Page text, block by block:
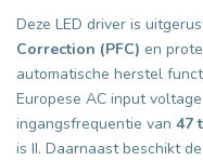
Deze LED driver is
Correction (PFC) en
automatische herstel
Europese AC input
ingangsfrequentie van 47
is II. Daarnaast beschikt